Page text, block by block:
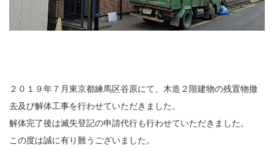
２０１９年７月東京都練馬区谷原にて、木造２階建物の残置物撤
去及び解体工事を行わせていただきました。
解体完了後は滅失登記の申請代行も行わせていただきました。
この度は誠に有り難うございました。